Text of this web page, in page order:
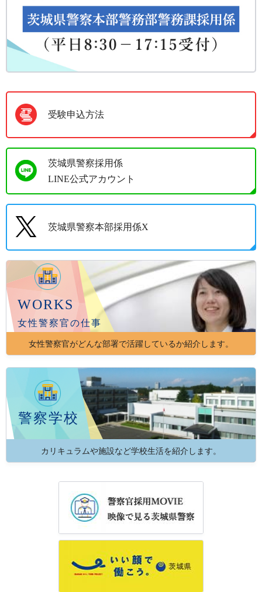
受験申込方法
茨城県警察採用係
LINE公式アカウント
茨城県警察本部採用係X
WORKS
女性警察官の仕事
女性警察官がどんな部署で活躍しているか紹介します。
警察学校
カリキュラムや施設など学校生活を紹介します。